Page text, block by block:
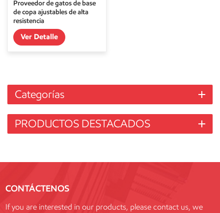
Proveedor de gatos de base
de copa ajustables de alta
resistencia
Ver Detalle
Categorías
PRODUCTOS DESTACADOS
CONTÁCTENOS
If you are interested in our products, please contact us, we